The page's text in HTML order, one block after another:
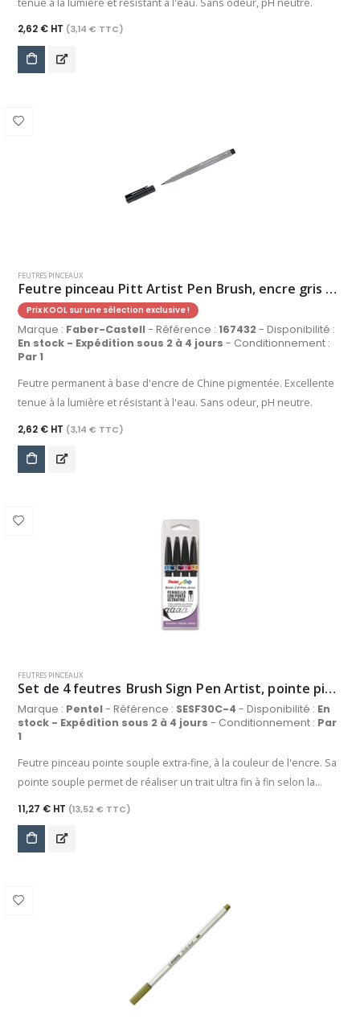
tenue à la lumière et résistant à l'eau. Sans odeur, pH neutre.
2,62 € HT (3,14 € TTC)
FEUTRES PINCEAUX
Feutre pinceau Pitt Artist Pen Brush, encre gris froid III
Prix KOOL sur une sélection exclusive !
Marque : Faber-Castell- Référence : 167432- Disponibilité :
En stock - Expédition sous 2 à 4 jours - Conditionnement :
Par 1
Feutre permanent à base d'encre de Chine pigmentée. Excellente
tenue à la lumière et résistant à l'eau. Sans odeur, pH neutre.
2,62 € HT (3,14 € TTC)
FEUTRES PINCEAUX
Set de 4 feutres Brush Sign Pen Artist, pointe pinceau 1,5 mm, encres assorties
Marque : Pentel- Référence : SESF30C-4 - Disponibilité : En
stock - Expédition sous 2 à 4 jours - Conditionnement : Par
1
Feutre pinceau pointe souple extra-fine, à la couleur de l'encre. Sa
pointe souple permet de réaliser un trait ultra fin à fin selon la
pression exercée sur la pointe (0,03 à 0,8 mm) : Idéal pour le
aquarellable.
11,27 € HT (13,52 € TTC)